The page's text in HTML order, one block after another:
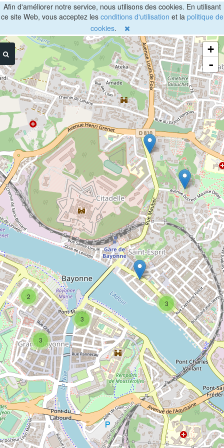
Afin d'améliorer notre service, nous utilisons des cookies. En utilisant
ce site Web, vous acceptez les conditions d'utilisation et la politique de
cookies.
3
2
3
3
+
-